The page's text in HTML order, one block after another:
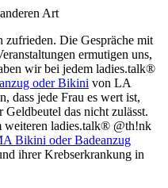
Die Gespräche mit
ermutigen uns,
wir bei jedem ladies.talk®
oder Bikini von LA
dass jede Frau es wert ist,
das nicht zulässt.
weiteren ladies.talk® @th!nk
Bikini oder Badeanzug
ihrer Krebserkrankung in